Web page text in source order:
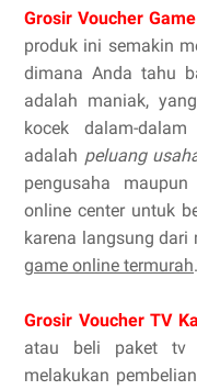
Grosir Voucher
produk ini semakin
dimana Anda tahu
adalah maniak,
kocek dalam-
adalah peluang
pengusaha
online center untuk
karena langsung
game online termurah.
Grosir Voucher TV
atau beli paket tv
melakukan